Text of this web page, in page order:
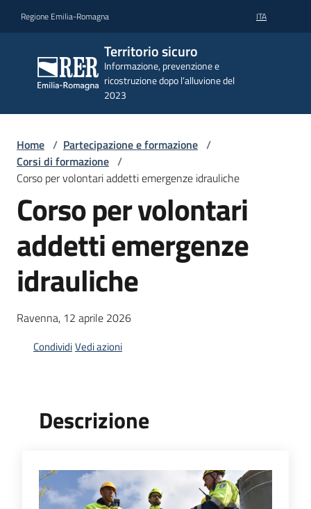
Regione Emilia-Romagna ITA
Territorio sicuro
Informazione, prevenzione e
ricostruzione dopo l’alluvione del
2023
Territorio
sicuro
Informazione,
prevenzione e
ricostruzione
dopo
2023
Attualità
e
informazioni
Prevenzione
sicurezza
territorio
Misure
Home / Partecipazione e formazione /
Corsi di formazione /
Corso per volontari addetti emergenze idrauliche
Corso per volontari
addetti emergenze
idrauliche
Ravenna, 12 aprile 2026
CondividiVedi azioni
Descrizione